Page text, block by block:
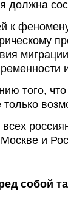
должна
к
того,
и
собой